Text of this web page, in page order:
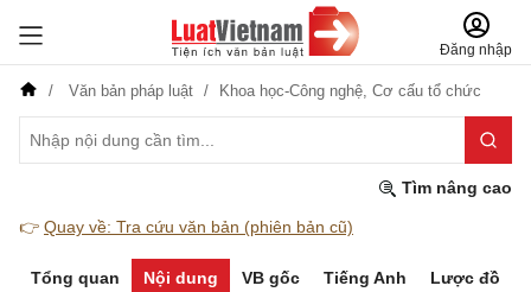
Đăng nhập
Văn bản pháp luật Khoa học-Công nghệ, Cơ cấu tổ chức
Tìm nâng cao
👉 Quay về: Tra cứu văn bản (phiên bản cũ)
Tổng quan Nội dung VB gốc Tiếng Anh Lược đồ